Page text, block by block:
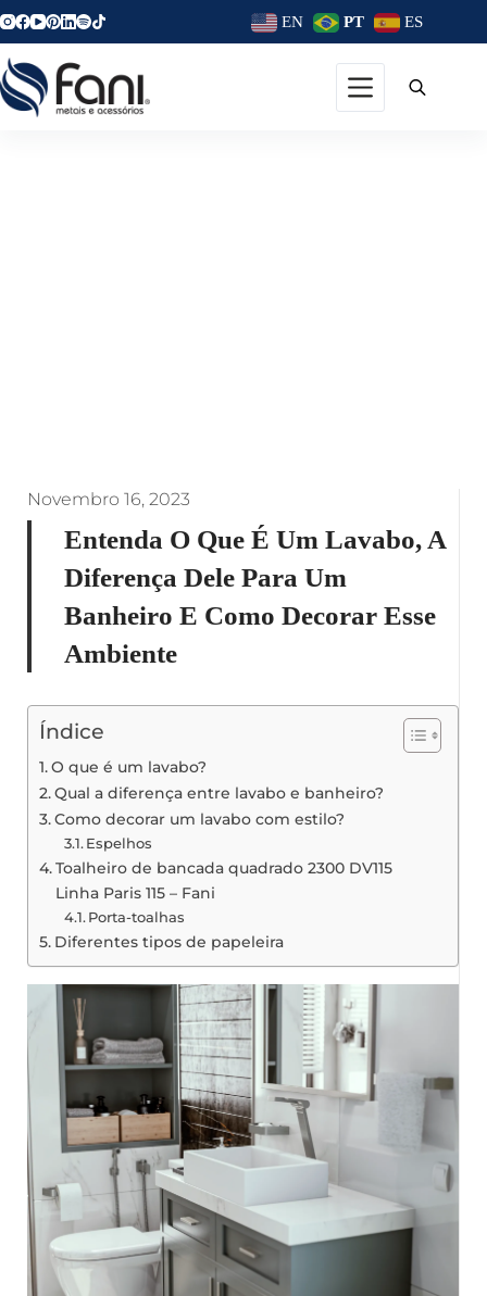
EN PT ES
Novembro 16, 2023
Entenda O Que É Um Lavabo, A
Diferença Dele Para Um
Banheiro E Como Decorar Esse
Ambiente
Índice
O que é um lavabo?
Qual a diferença entre lavabo e banheiro?
Como decorar um lavabo com estilo?
Espelhos
Toalheiro de bancada quadrado 2300 DV115
Linha Paris 115 – Fani
Porta-toalhas
Diferentes tipos de papeleira